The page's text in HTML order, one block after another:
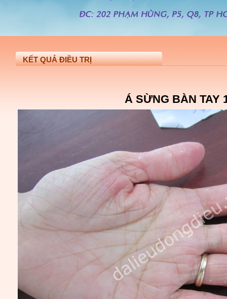
KẾT QUẢ ĐIỀU TRỊ
Á SỪNG BÀN TAY